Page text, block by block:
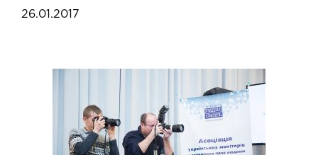
26.01.2017